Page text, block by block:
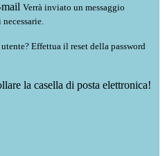
Verrà inviato un messaggio
Effettua il reset della password
la casella di posta elettronica!